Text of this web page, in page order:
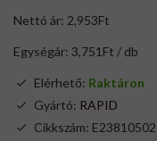
Nettó ár: 2,953Ft
Egységár: 3,751Ft / db
Elérhető: Raktáron
Gyártó: RAPID
Cikkszám: E23810502